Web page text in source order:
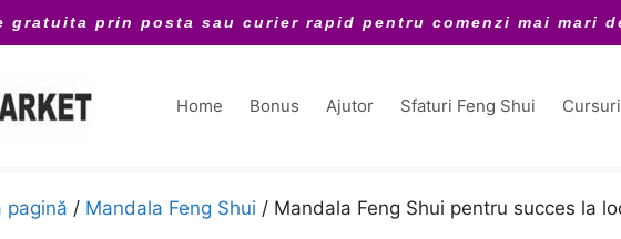
gratuita prin posta sau curier rapid pentru comenzi mai mari
Home Bonus Ajutor Sfaturi Feng Shui Cursuri
pagină / Mandala Feng Shui / Mandala Feng Shui pentru succes la